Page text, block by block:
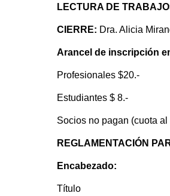
LECTURA DE
CIERRE: Dra. Alicia
Arancel de inscripción
Profesionales $20.-
Estudiantes $ 8.-
Socios no pagan (cuota al
REGLAMENTACIÓN
Encabezado:
Título